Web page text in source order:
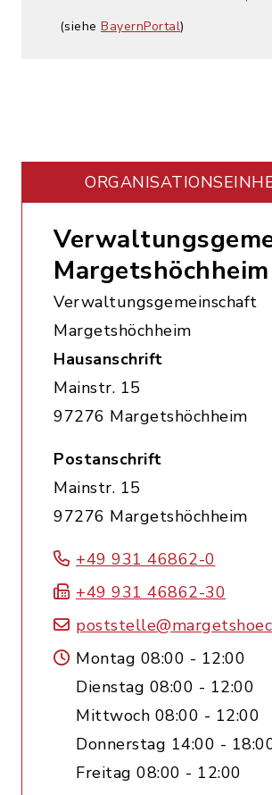
(siehe BayernPortal)
Margetshöchheim
Verwaltungsgemeinschaft
Margetshöchheim
Hausanschrift
Mainstr. 15
97276 Margetshöchheim
Postanschrift
Mainstr. 15
97276 Margetshöchheim
+49 931 46862-0
+49 931 46862-30
Montag 08:00 - 12:00
Dienstag 08:00 - 12:00
Mittwoch 08:00 - 12:00
Donnerstag 14:00 -
Freitag 08:00 - 12:00